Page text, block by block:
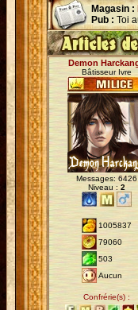
Magasin :
Pub : Toi
Demon
Bâtisseur Ivre
Messages: 6426
Niveau : 2
1005837
79060
503
Aucun
Confrérie(s) :